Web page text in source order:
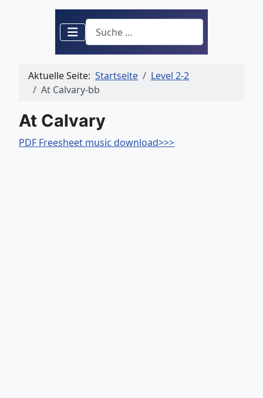
Suchen
Aktuelle Seite: Startseite
Level 2-2
At Calvary-bb
At Calvary
PDF Freesheet music download>>>